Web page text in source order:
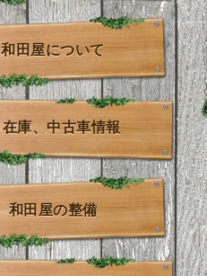
和田屋について
在庫、中古車情報
和田屋の整備